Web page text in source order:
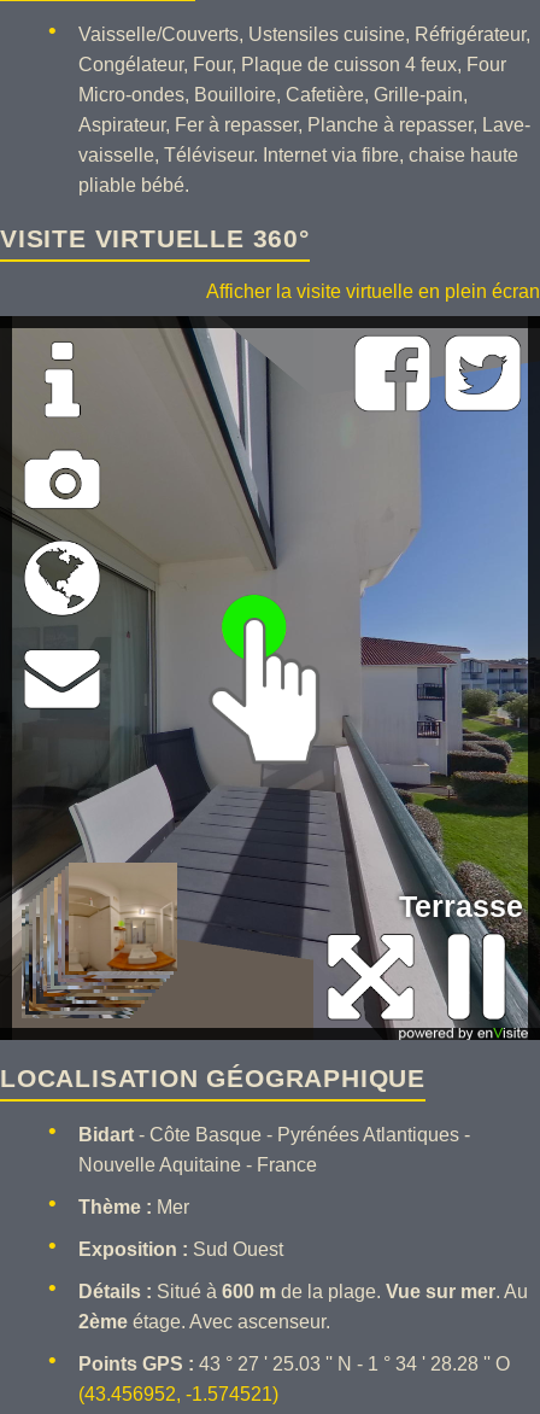
Vaisselle/Couverts, Ustensiles cuisine, Réfrigérateur,
Congélateur, Four, Plaque de cuisson 4 feux, Four
Micro-ondes, Bouilloire, Cafetière, Grille-pain,
Aspirateur, Fer à repasser, Planche à repasser, Lave-
vaisselle, Téléviseur. Internet via fibre, chaise haute
pliable bébé.
VISITE VIRTUELLE 360°
Afficher la visite virtuelle en plein écran
LOCALISATION GÉOGRAPHIQUE
Bidart - Côte Basque - Pyrénées Atlantiques -
Nouvelle Aquitaine - France
Thème : Mer
Exposition : Sud Ouest
Détails : Situé à 600 m de la plage. Vue sur mer. Au
2ème étage. Avec ascenseur.
Points GPS : 43 ° 27 ' 25.03 '' N - 1 ° 34 ' 28.28 '' O
(43.456952, -1.574521)